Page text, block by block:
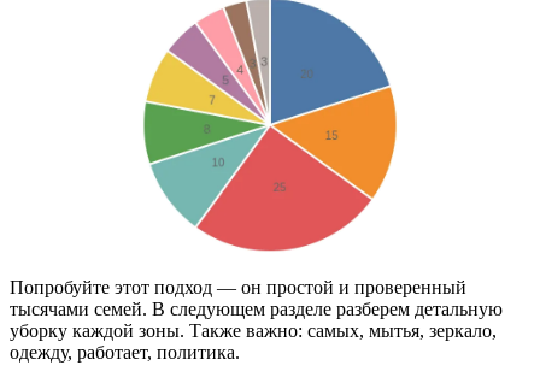
Попробуйте этот подход — он простой и проверенный
тысячами семей. В следующем разделе разберем детальную
уборку каждой зоны. Также важно: самых, мытья, зеркало,
одежду, работает, политика.